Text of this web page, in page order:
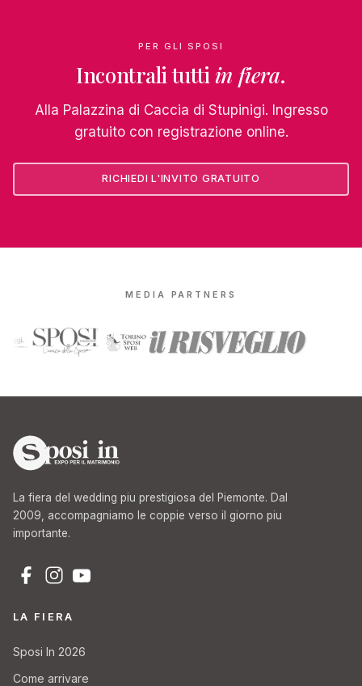
PER GLI SPOSI
Incontrali tutti in fiera.
Alla Palazzina di Caccia di Stupinigi. Ingresso
gratuito con registrazione online.
RICHIEDI L'INVITO GRATUITO
MEDIA PARTNERS
La fiera del wedding piu prestigiosa del Piemonte. Dal
2009, accompagniamo le coppie verso il giorno piu
importante.
LA FIERA
Sposi In 2026
Come arrivare